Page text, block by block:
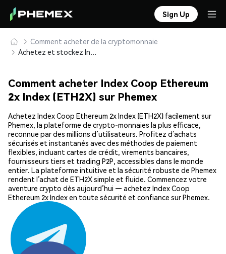
Sign Up
Comment acheter de la cryptomonnaie
Achetez et stockez Index Coop Ethereum 2x Index (ETH2X) en toute sécurité
Comment acheter Index Coop Ethereum
2x Index (ETH2X) sur Phemex
Achetez Index Coop Ethereum 2x Index (ETH2X) facilement sur
Phemex, la plateforme de crypto-monnaies la plus efficace,
reconnue par des millions d’utilisateurs. Profitez d’achats
sécurisés et instantanés avec des méthodes de paiement
flexibles, incluant cartes de crédit, virements bancaires,
fournisseurs tiers et trading P2P, accessibles dans le monde
entier. La plateforme intuitive et la sécurité robuste de Phemex
rendent l’achat de ETH2X simple et fluide. Commencez votre
aventure crypto dès aujourd’hui — achetez Index Coop
Ethereum 2x Index en toute sécurité et confiance sur Phemex.